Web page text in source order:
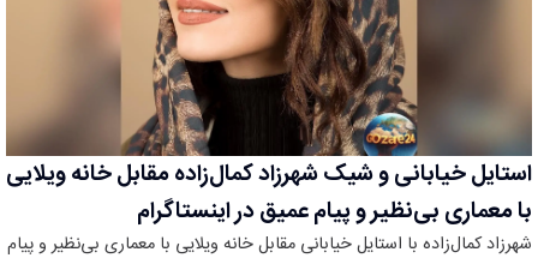
استایل خیابانی و شیک شهرزاد کمال‌زاده مقابل خانه ویلایی
با معماری بی‌نظیر و پیام عمیق در اینستاگرام
شهرزاد کمال‌زاده با استایل خیابانی مقابل خانه ویلایی با معماری بی‌نظیر و پیام